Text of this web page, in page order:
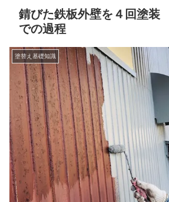
錆びた鉄板外壁を４回塗装
での過程
塗替え基礎知識